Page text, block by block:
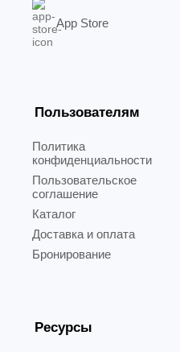
App Store
Пользователям
Политика
конфиденциальности
Пользовательское
соглашение
Каталог
Доставка и оплата
Бронирование
Ресурсы